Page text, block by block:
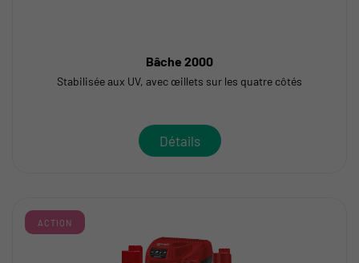
Bâche 2000
Stabilisée aux UV, avec œillets sur les quatre côtés
Détails
ACTION